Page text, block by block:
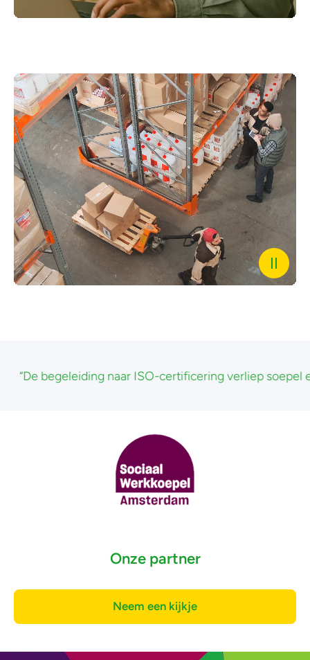
ISO-certificering verliep soepel en helder. Absolute
Onze partner
Neem een kijkje